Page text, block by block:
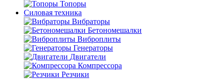
Топоры
Силовая техника
Вибраторы
Бетономешалки
Виброплиты
Генераторы
Двигатели
Компрессора
Резчики